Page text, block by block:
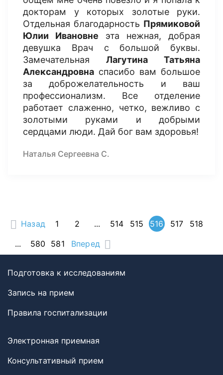
докторам у которых золотые руки.
Отдельная благодарность Прямиковой
Юлии Ивановне эта нежная, добрая
девушка Врач с большой буквы.
Замечательная Лагутина Татьяна
Александровна спасибо вам большое
за доброжелательность и ваш
профессионализм. Все отделение
работает слаженно, четко, вежливо с
золотыми руками и добрыми
сердцами люди. Дай бог вам здоровья!
Наталья Сергеевна С.
Назад 1 2 ... 514 515 516 517
518
...
580 581 Вперед
Подготовка к исследованиям
Запись на прием
Правила госпитализации
Электронная приемная
Консультативный прием